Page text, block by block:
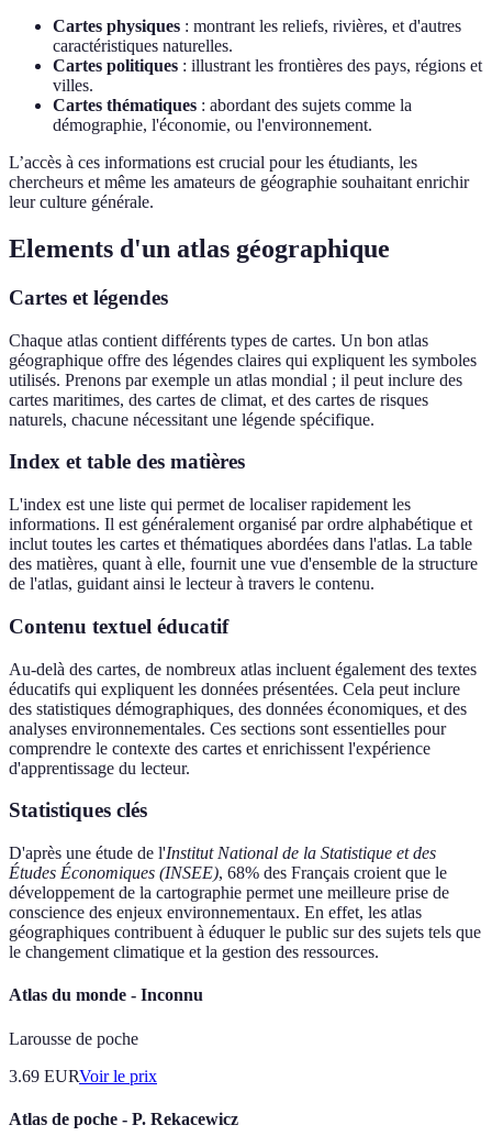
Cartes physiques : montrant les reliefs, rivières, et d'autres
caractéristiques naturelles.
Cartes politiques : illustrant les frontières des pays, régions et
villes.
Cartes thématiques : abordant des sujets comme la
démographie, l'économie, ou l'environnement.
L’accès à ces informations est crucial pour les étudiants, les
chercheurs et même les amateurs de géographie souhaitant enrichir
leur culture générale.
Elements d'un atlas géographique
Cartes et légendes
Chaque atlas contient différents types de cartes. Un bon atlas
géographique offre des légendes claires qui expliquent les symboles
utilisés. Prenons par exemple un atlas mondial ; il peut inclure des
cartes maritimes, des cartes de climat, et des cartes de risques
naturels, chacune nécessitant une légende spécifique.
Index et table des matières
L'index est une liste qui permet de localiser rapidement les
informations. Il est généralement organisé par ordre alphabétique et
inclut toutes les cartes et thématiques abordées dans l'atlas. La table
des matières, quant à elle, fournit une vue d'ensemble de la structure
de l'atlas, guidant ainsi le lecteur à travers le contenu.
Contenu textuel éducatif
Au-delà des cartes, de nombreux atlas incluent également des textes
éducatifs qui expliquent les données présentées. Cela peut inclure
des statistiques démographiques, des données économiques, et des
analyses environnementales. Ces sections sont essentielles pour
comprendre le contexte des cartes et enrichissent l'expérience
d'apprentissage du lecteur.
Statistiques clés
D'après une étude de l'Institut National de la Statistique et des
Études Économiques (INSEE), 68% des Français croient que le
développement de la cartographie permet une meilleure prise de
conscience des enjeux environnementaux. En effet, les atlas
géographiques contribuent à éduquer le public sur des sujets tels que
le changement climatique et la gestion des ressources.
Atlas du monde - Inconnu
Larousse de poche
3.69 EURVoir le prix
Atlas de poche - P. Rekacewicz